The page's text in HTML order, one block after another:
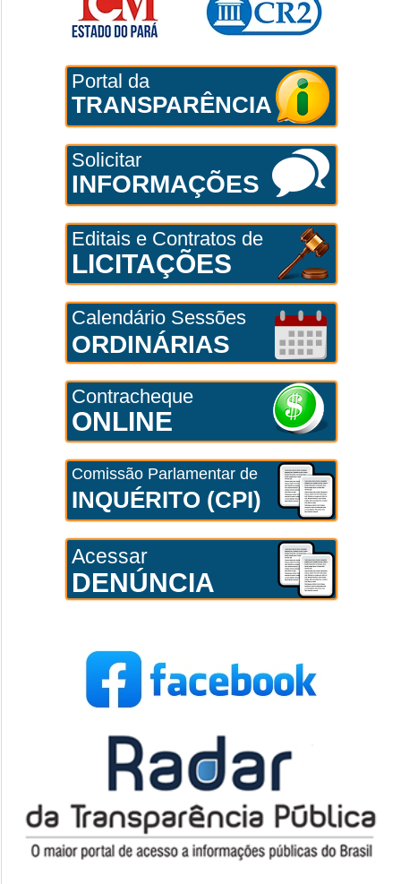
Portal da
TRANSPARÊNCIA
Solicitar
INFORMAÇÕES
Editais e Contratos de
LICITAÇÕES
Calendário Sessões
ORDINÁRIAS
Contracheque
ONLINE
Comissão Parlamentar de
INQUÉRITO (CPI)
Acessar
DENÚNCIA